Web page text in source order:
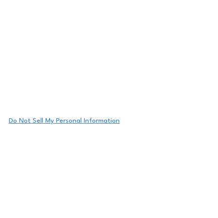
Do Not Sell My Personal Information